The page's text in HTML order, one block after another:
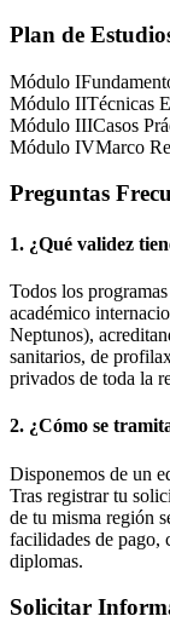
Plan de
Módulo I
Módulo IITécnicas
Módulo IIICasos
Módulo IVMarco
Preguntas
1. ¿Qué validez
Todos los
académico
Neptunos),
sanitarios, de
privados de toda la
2. ¿Cómo se
Disponemos de un
Tras registrar tu
de tu misma región
facilidades de pago,
diplomas.
Solicitar